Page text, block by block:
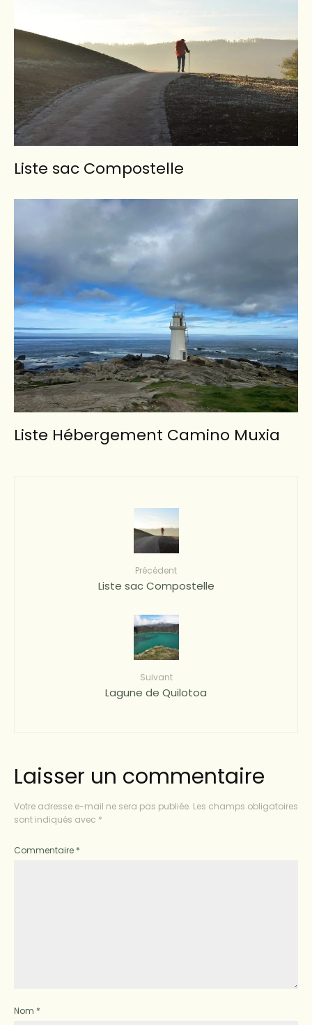
Liste sac Compostelle
Liste Hébergement Camino Muxia
Précédent
Liste sac Compostelle
Suivant
Lagune de Quilotoa
Laisser un commentaire
Votre adresse e-mail ne sera pas publiée. Les champs obligatoires
sont indiqués avec *
Commentaire *
Nom *